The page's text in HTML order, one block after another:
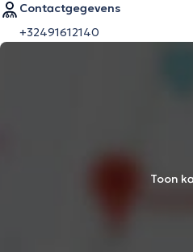
Contactgegevens
+32491612140
Toon